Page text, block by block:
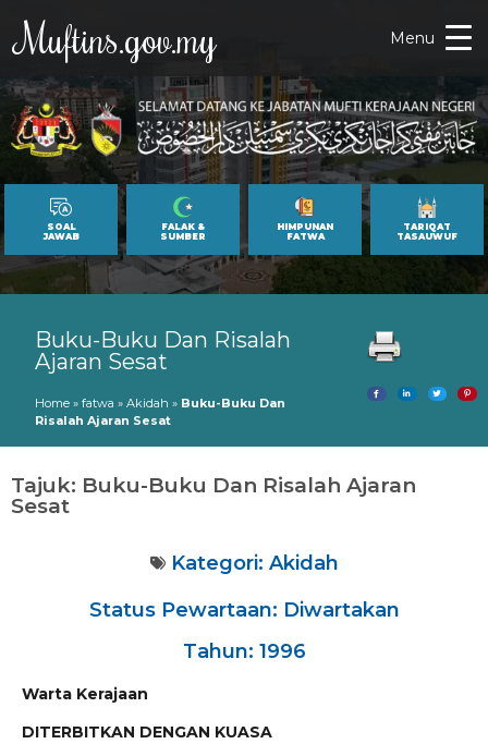
Muftins.gov.my Menu
SOAL
JAWAB
FALAK &
SUMBER
HIMPUNAN
FATWA
TARIQAT
TASAUWUF
Buku-Buku Dan Risalah
Ajaran Sesat
Home » fatwa » Akidah » Buku-Buku Dan
Risalah Ajaran Sesat
Tajuk: Buku-Buku Dan Risalah Ajaran
Sesat
Kategori: Akidah
Status Pewartaan: Diwartakan
Tahun: 1996
Warta Kerajaan
DITERBITKAN DENGAN KUASA